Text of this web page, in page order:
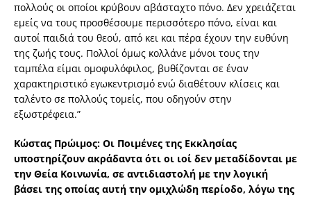
πολλούς οι οποίοι κρύβουν αβάσταχτο πόνο. Δεν χρειάζεται
εμείς να τους προσθέσουμε περισσότερο πόνο, είναι και
αυτοί παιδιά του θεού, από κει και πέρα έχουν την ευθύνη
της ζωής τους. Πολλοί όμως κολλάνε μόνοι τους την
ταμπέλα είμαι ομοφυλόφιλος, βυθίζονται σε έναν
χαρακτηριστικό εγωκεντρισμό ενώ διαθέτουν κλίσεις και
ταλέντο σε πολλούς τομείς, που οδηγούν στην
εξωστρέφεια.”
Κώστας Πρώιμος: Οι Ποιμένες της Εκκλησίας
υποστηρίζουν ακράδαντα ότι οι ιοί δεν μεταδίδονται με
την Θεία Κοινωνία, σε αντιδιαστολή με την λογική
βάσει της οποίας αυτή την ομιχλώδη περίοδο, λόγω της